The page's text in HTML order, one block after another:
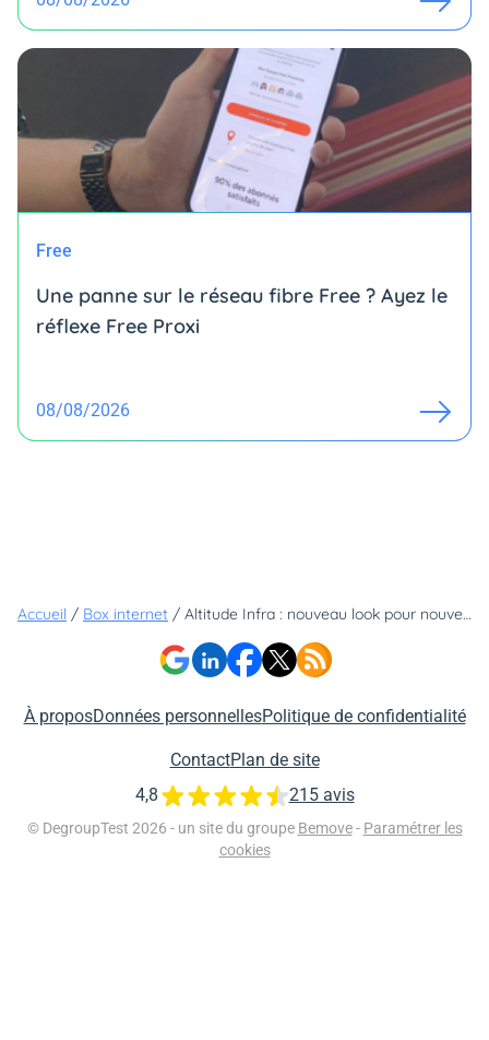
Free
Une panne sur le réseau fibre Free ? Ayez le
réflexe Free Proxi
08/08/2026
Accueil / Box internet / Altitude Infra : nouveau look pour nouvelles ambitions
À proposDonnées personnellesPolitique de confidentialité
ContactPlan de site
© DegroupTest 2026 - un site du groupe Bemove - Paramétrer les
cookies
4,8 215 avis